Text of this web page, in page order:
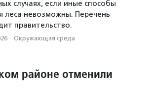
случаях, если иные способы
леса невозможны. Перечень
правительство.
· Окружающая среда
районе отменили